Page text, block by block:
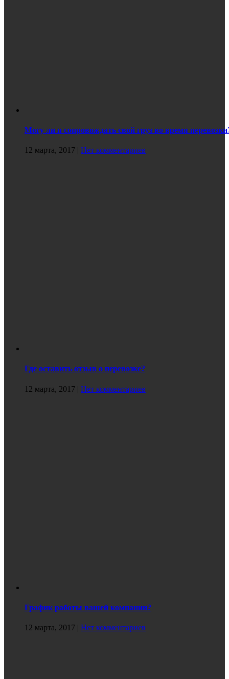
Могу ли я сопровождать свой груз во время
12 марта, 2017 | Нет комментариев
Где оставить отзыв о перевозке?
12 марта, 2017 | Нет комментариев
График работы вашей компании?
12 марта, 2017 | Нет комментариев